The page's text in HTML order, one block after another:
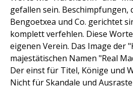
gefallen sein. Beschimpfungen,
Bengoetxea und Co. gerichtet
komplett verfehlen. Diese
eigenen Verein. Das Image der
majestätischen Namen "Real
Der einst für Titel, Könige und
Nicht für Skandale und